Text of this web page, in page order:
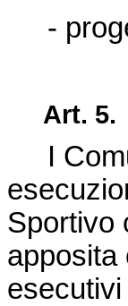
-
Art. 5.
I
Sportivo
apposita